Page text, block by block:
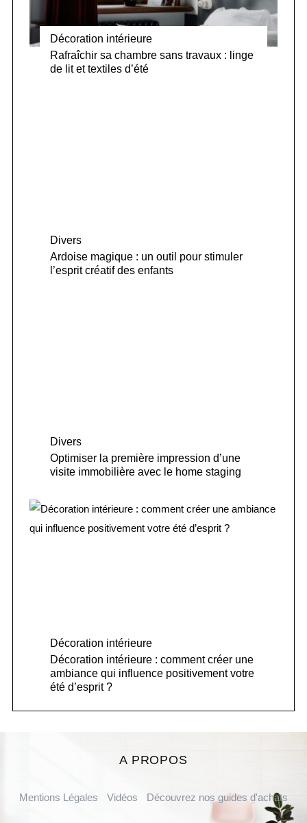
Décoration intérieure
Rafraîchir sa chambre sans travaux : linge
de lit et textiles d’été
Divers
Ardoise magique : un outil pour stimuler
l’esprit créatif des enfants
Divers
Optimiser la première impression d’une
visite immobilière avec le home staging
Décoration intérieure
Décoration intérieure : comment créer une
ambiance qui influence positivement votre
été d’esprit ?
A PROPOS
Mentions Légales Vidéos Découvrez nos guides d'achats